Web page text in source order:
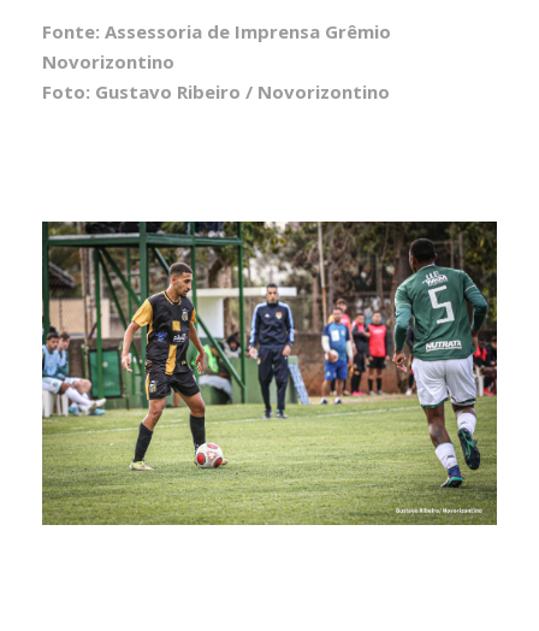
Fonte: Assessoria de Imprensa Grêmio
Novorizontino
Foto: Gustavo Ribeiro / Novorizontino